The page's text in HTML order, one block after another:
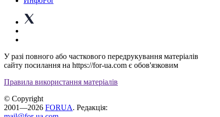
У разі повного або часткового передрукування матеріалів
сайту посилання на https://for-ua.com є обов'язковим
Правила використання матеріалів
© Copyright
2001—2026 FORUA. Редакція: